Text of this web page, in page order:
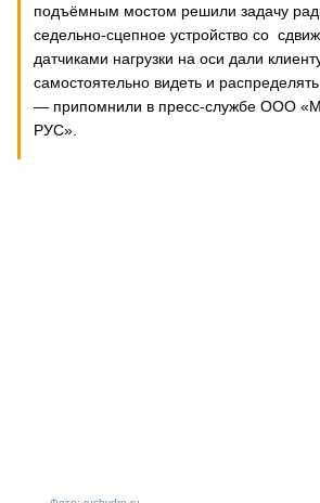
подъёмным мостом решили задачу
седельно-сцепное устройство со
датчиками нагрузки на оси дали
самостоятельно видеть и
— припомнили в пресс-службе ООО
РУС».